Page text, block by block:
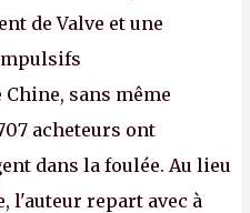
de Valve et une
sans même
acheteurs ont
dans la foulée. Au lieu
l'auteur repart avec à